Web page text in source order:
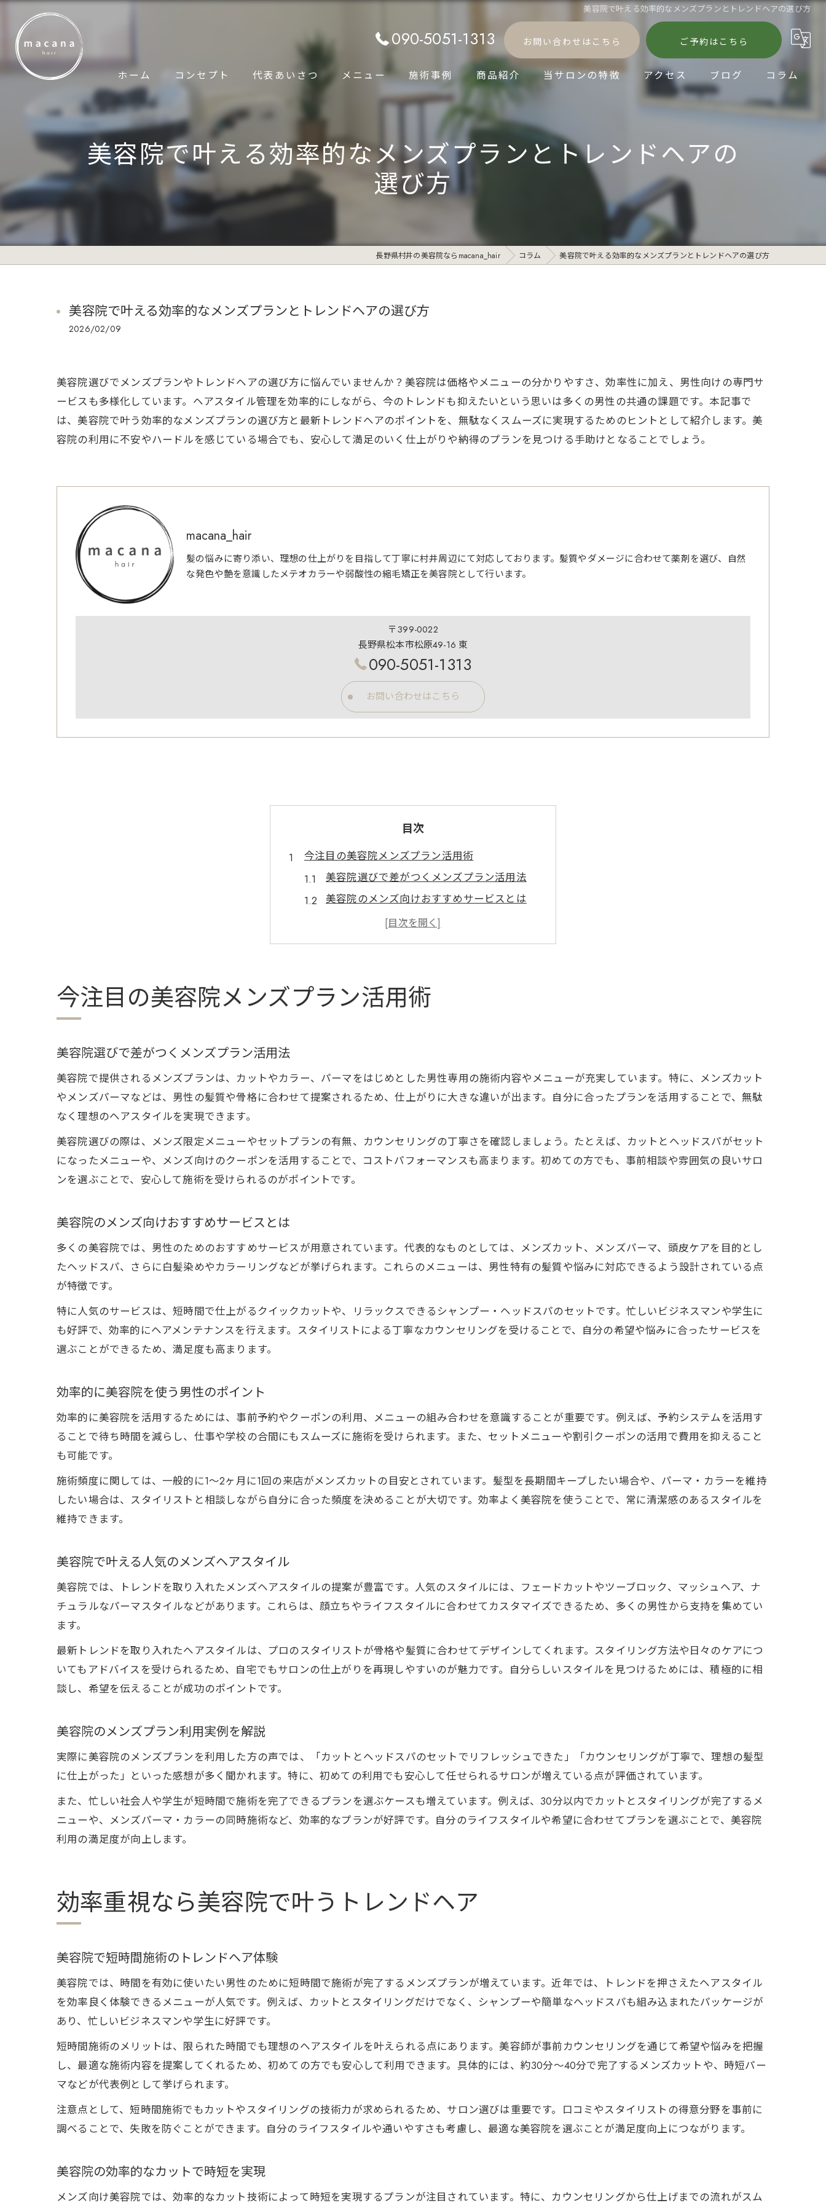
美容院で叶える効率的なメンズプランとトレンドヘアの選び方
090-5051-1313 お問い合わせはこちら ご予約はこちら
ホーム コンセプト 代表あいさつ メニュー 施術事例 商品紹介 当サロンの特徴
縮毛矯正
アクセス ブログ コラム
美容院で叶える効率的なメンズプランとトレンドヘアの
選び方
長野県村井の美容院ならmacana_hair コラム 美容院で叶える効率的なメンズプランとトレンドヘアの選び方
美容院で叶える効率的なメンズプランとトレンドヘアの選び方
2026/02/09
美容院選びでメンズプランやトレンドヘアの選び方に悩んでいませんか？美容院は価格やメニューの分かりやすさ、効率性に加え、男性向けの専門サ
ービスも多様化しています。ヘアスタイル管理を効率的にしながら、今のトレンドも抑えたいという思いは多くの男性の共通の課題です。本記事で
は、美容院で叶う効率的なメンズプランの選び方と最新トレンドヘアのポイントを、無駄なくスムーズに実現するためのヒントとして紹介します。美
容院の利用に不安やハードルを感じている場合でも、安心して満足のいく仕上がりや納得のプランを見つける手助けとなることでしょう。
macana_hair
髪の悩みに寄り添い、理想の仕上がりを目指して丁寧に村井周辺にて対応しております。髪質やダメージに合わせて薬剤を選び、自然
な発色や艶を意識したメテオカラーや弱酸性の縮毛矯正を美容院として行います。
〒399-0022
長野県松本市松原49-16 東
090-5051-1313
お問い合わせはこちら
目次
今注目の美容院メンズプラン活用術
美容院選びで差がつくメンズプラン活用法
美容院のメンズ向けおすすめサービスとは
効率的に美容院を使う男性のポイント
美容院で叶える人気のメンズヘアスタイル
効率重視なら美容院で叶うトレンドヘア
美容院で短時間施術のトレンドヘア体験
美容院のメンズ対応で仕上がりに満足
美容院活用でメンズの時短スタイリング
美容院のメンズプランで不安を解消する方法
美容院初心者も安心のカウンセリング術
美容院ならではの安心サポート体制とは
忙しい男性に最適な美容院活用のコツ
美容院活用で忙しい男性も手軽に変身
美容院の時短メンズメニューで効率アップ
美容院で短時間でも満足の仕上がりを実感
美容院でヘアスタイル維持が簡単になる理由
美容院のアフターケアで長持ちする髪型
美容院の定期利用がメンズにおすすめな訳
美容院で理想メンズカットを叶える秘訣
美容院選びが理想を実現する理由とは
美容院で納得のメンズカットを受けるコツ
今注目の美容院メンズプラン活用術
美容院選びで差がつくメンズプラン活用法
美容院で提供されるメンズプランは、カットやカラー、パーマをはじめとした男性専用の施術内容やメニューが充実しています。特に、メンズカット
やメンズパーマなどは、男性の髪質や骨格に合わせて提案されるため、仕上がりに大きな違いが出ます。自分に合ったプランを活用することで、無駄
なく理想のヘアスタイルを実現できます。
美容院選びの際は、メンズ限定メニューやセットプランの有無、カウンセリングの丁寧さを確認しましょう。たとえば、カットとヘッドスパがセット
になったメニューや、メンズ向けのクーポンを活用することで、コストパフォーマンスも高まります。初めての方でも、事前相談や雰囲気の良いサロ
ンを選ぶことで、安心して施術を受けられるのがポイントです。
美容院のメンズ向けおすすめサービスとは
多くの美容院では、男性のためのおすすめサービスが用意されています。代表的なものとしては、メンズカット、メンズパーマ、頭皮ケアを目的とし
たヘッドスパ、さらに白髪染めやカラーリングなどが挙げられます。これらのメニューは、男性特有の髪質や悩みに対応できるよう設計されている点
が特徴です。
特に人気のサービスは、短時間で仕上がるクイックカットや、リラックスできるシャンプー・ヘッドスパのセットです。忙しいビジネスマンや学生に
も好評で、効率的にヘアメンテナンスを行えます。スタイリストによる丁寧なカウンセリングを受けることで、自分の希望や悩みに合ったサービスを
選ぶことができるため、満足度も高まります。
効率的に美容院を使う男性のポイント
効率的に美容院を活用するためには、事前予約やクーポンの利用、メニューの組み合わせを意識することが重要です。例えば、予約システムを活用す
ることで待ち時間を減らし、仕事や学校の合間にもスムーズに施術を受けられます。また、セットメニューや割引クーポンの活用で費用を抑えること
も可能です。
施術頻度に関しては、一般的に1～2ヶ月に1回の来店がメンズカットの目安とされています。髪型を長期間キープしたい場合や、パーマ・カラーを維持
したい場合は、スタイリストと相談しながら自分に合った頻度を決めることが大切です。効率よく美容院を使うことで、常に清潔感のあるスタイルを
維持できます。
美容院で叶える人気のメンズヘアスタイル
美容院では、トレンドを取り入れたメンズヘアスタイルの提案が豊富です。人気のスタイルには、フェードカットやツーブロック、マッシュヘア、ナ
チュラルなパーマスタイルなどがあります。これらは、顔立ちやライフスタイルに合わせてカスタマイズできるため、多くの男性から支持を集めてい
ます。
最新トレンドを取り入れたヘアスタイルは、プロのスタイリストが骨格や髪質に合わせてデザインしてくれます。スタイリング方法や日々のケアにつ
いてもアドバイスを受けられるため、自宅でもサロンの仕上がりを再現しやすいのが魅力です。自分らしいスタイルを見つけるためには、積極的に相
談し、希望を伝えることが成功のポイントです。
美容院のメンズプラン利用実例を解説
実際に美容院のメンズプランを利用した方の声では、「カットとヘッドスパのセットでリフレッシュできた」「カウンセリングが丁寧で、理想の髪型
に仕上がった」といった感想が多く聞かれます。特に、初めての利用でも安心して任せられるサロンが増えている点が評価されています。
また、忙しい社会人や学生が短時間で施術を完了できるプランを選ぶケースも増えています。例えば、30分以内でカットとスタイリングが完了するメ
ニューや、メンズパーマ・カラーの同時施術など、効率的なプランが好評です。自分のライフスタイルや希望に合わせてプランを選ぶことで、美容院
利用の満足度が向上します。
効率重視なら美容院で叶うトレンドヘア
美容院で短時間施術のトレンドヘア体験
美容院では、時間を有効に使いたい男性のために短時間で施術が完了するメンズプランが増えています。近年では、トレンドを押さえたヘアスタイル
を効率良く体験できるメニューが人気です。例えば、カットとスタイリングだけでなく、シャンプーや簡単なヘッドスパも組み込まれたパッケージが
あり、忙しいビジネスマンや学生に好評です。
短時間施術のメリットは、限られた時間でも理想のヘアスタイルを叶えられる点にあります。美容師が事前カウンセリングを通じて希望や悩みを把握
し、最適な施術内容を提案してくれるため、初めての方でも安心して利用できます。具体的には、約30分～40分で完了するメンズカットや、時短パー
マなどが代表例として挙げられます。
注意点として、短時間施術でもカットやスタイリングの技術力が求められるため、サロン選びは重要です。口コミやスタイリストの得意分野を事前に
調べることで、失敗を防ぐことができます。自分のライフスタイルや通いやすさも考慮し、最適な美容院を選ぶことが満足度向上につながります。
美容院の効率的なカットで時短を実現
メンズ向け美容院では、効率的なカット技術によって時短を実現するプランが注目されています。特に、カウンセリングから仕上げまでの流れがスム